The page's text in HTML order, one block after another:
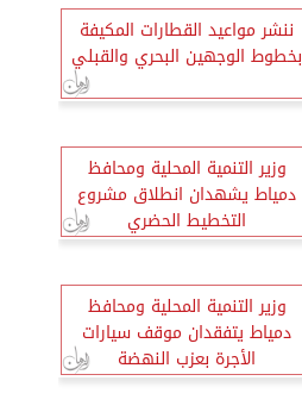
ننشر مواعيد القطارات المكيفة
بخطوط الوجهين البحري والقبلي
وزير التنمية المحلية ومحافظ
دمياط يشهدان انطلاق مشروع
التخطيط الحضري
وزير التنمية المحلية ومحافظ
دمياط يتفقدان موقف سيارات
الأجرة بعزب النهضة